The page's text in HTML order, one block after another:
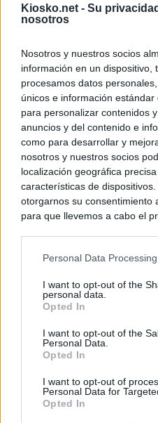
Kiosko.net - Su
nosotros
Nosotros y nuestros socios
información en un dispositivo,
procesamos datos
únicos e información estándar
para personalizar contenidos
anuncios y del contenido e
como para desarrollar y
nosotros y nuestros socios
localización geográfica
características de
otorgarnos su consentimiento
para que llevemos a cabo el
negar su consentimiento.
de su consentimiento, pero
rechazar tal procesamiento.
cualquier momento entrando
visitando nuestra política de
Personal Data
I want to opt-out of the
personal data.
Opted In
I want to opt-out of the
Personal Data.
Opted In
I want to opt-out of
Personal Data for
Opted In